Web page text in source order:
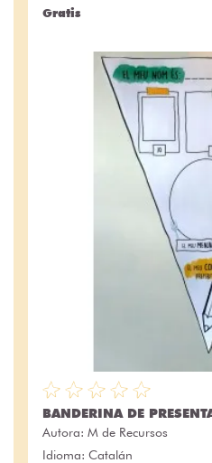
Gratis
BANDERINA DE
Autora: M de Recursos
Idioma: Catalán